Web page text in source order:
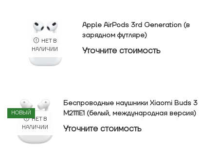
НЕТ В
НАЛИЧИИ
Apple AirPods 3rd Generation (в
зарядном футляре)
Уточнитe стоимость
НОВЫЙ
НЕТ В
НАЛИЧИИ
Беспроводные наушники Xiaomi Buds 3
М2111Е1 (белый, международная версия)
Уточнитe стоимость